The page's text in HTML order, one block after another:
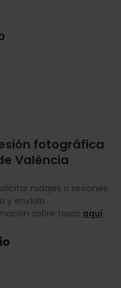
fotográfica
València
rodajes o sesiones
y envíalo
sobre tasas aquí.